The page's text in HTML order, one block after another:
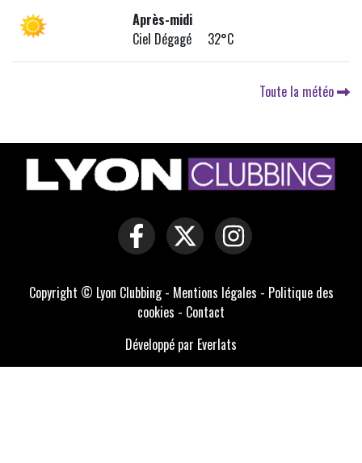
Après-midi
Ciel Dégagé 32°C
Toute la météo
Copyright © Lyon Clubbing - Mentions légales - Politique des
cookies - Contact
Développé par Everlats